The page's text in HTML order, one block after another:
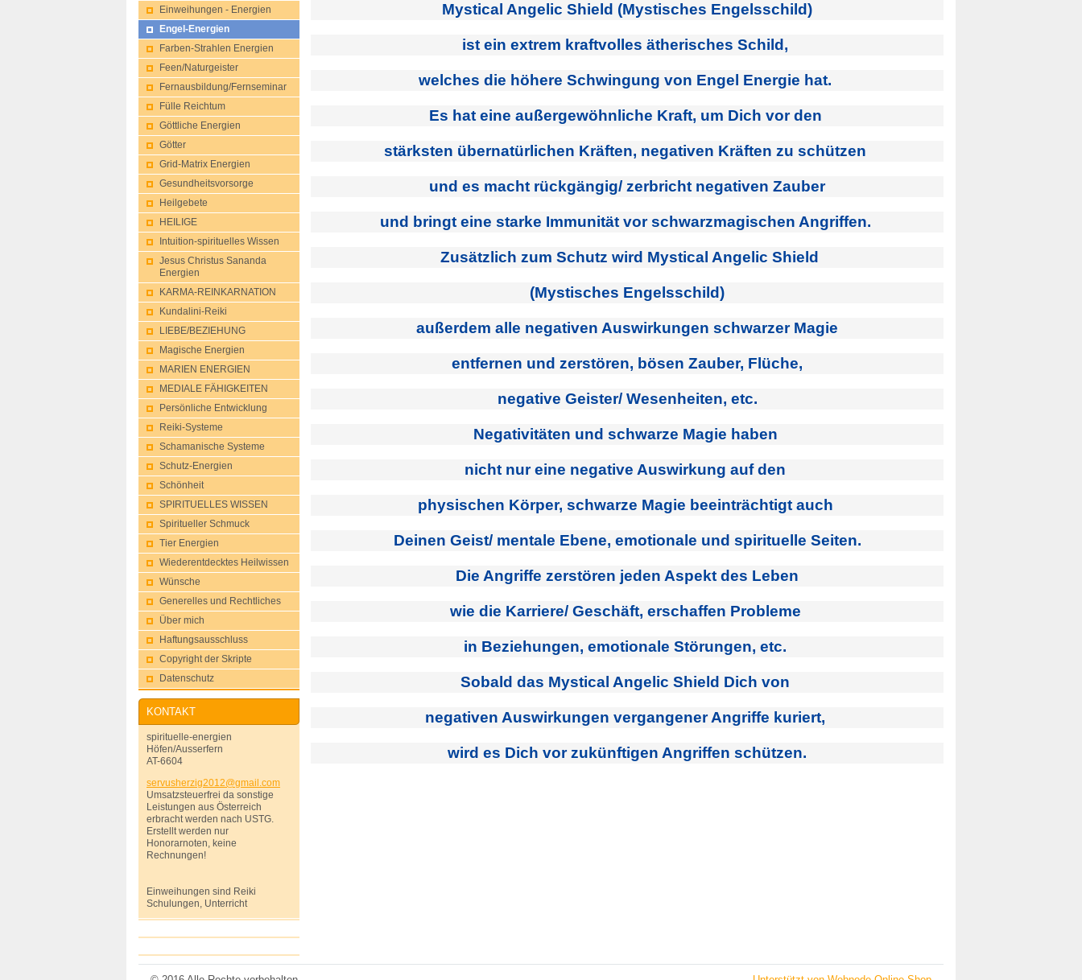
Mystical Angelic Shield (Mystisches Engelsschild)
ist ein extrem kraftvolles ätherisches Schild,
welches die höhere Schwingung von Engel Energie hat.
Es hat eine außergewöhnliche Kraft, um Dich vor den
stärksten übernatürlichen Kräften, negativen Kräften zu schützen
und es macht rückgängig/ zerbricht negativen Zauber
und bringt eine starke Immunität vor schwarzmagischen Angriffen.
Zusätzlich zum Schutz wird Mystical Angelic Shield
(Mystisches Engelsschild)
außerdem alle negativen Auswirkungen schwarzer Magie
entfernen und zerstören, bösen Zauber, Flüche,
negative Geister/ Wesenheiten, etc.
Negativitäten und schwarze Magie haben
nicht nur eine negative Auswirkung auf den
physischen Körper, schwarze Magie beeinträchtigt auch
Deinen Geist/ mentale Ebene, emotionale und spirituelle Seiten.
Die Angriffe zerstören jeden Aspekt des Leben
wie die Karriere/ Geschäft, erschaffen Probleme
in Beziehungen, emotionale Störungen, etc.
Sobald das Mystical Angelic Shield Dich von
negativen Auswirkungen vergangener Angriffe kuriert,
wird es Dich vor zukünftigen Angriffen schützen.
Einweihungen - Energien
Engel-Energien
Farben-Strahlen Energien
Feen/Naturgeis​ter
Fernausbildung/Fernseminar
Fülle Reichtum
Göttliche Energien
Götter
Grid-Matrix Energien
Gesu​ndheitsvorsorg​e
Heilgebete
HEILIGE
Intuition-spir​ituelles Wissen
Jesus Christus Sananda
Energien
KARMA-REINKARNATION
Kundalini-Reik​i
LIEBE/BEZIEHUNG
Magische Energien
MARIEN ENERGIEN
MEDIALE FÄHIGKEITEN
Persönliche Entwicklung
Reiki-Systeme
Schamanische Systeme
Schutz-Energie​n
Schönheit
SPIRITUELLES WISSEN
Spiritueller Schmuck
Tier Energien
Wiederentdeckt​es Heilwissen
Wünsche
Generelles und Rechtliches
Über mich
Haftungsausschluss
Copyright der Skripte
Datenschutz
KONTAKT
spirituelle-energien
Höfen/Ausserfern
AT-6604
servusherzig2012@gmail.com
Umsatzsteuerfrei da sonstige
Leistungen aus Österreich
erbracht werden nach USTG.
Erstellt werden nur
Honorarnoten, keine
Rechnungen!
Einweihungen sind Reiki
Schulungen, Unterricht